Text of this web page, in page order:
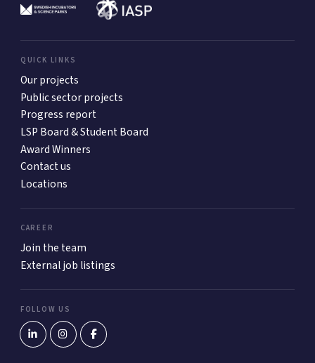
QUICK LINKS
Our projects
Public sector projects
Progress report
LSP Board & Student Board
Award Winners
Contact us
Locations
CAREER
Join the team
External job listings
FOLLOW US